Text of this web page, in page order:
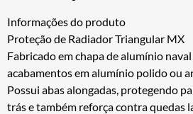
Informações do produto
Proteção de Radiador Triangular MX
Fabricado em chapa de alumínio
acabamentos em alumínio polido ou
Possui abas alongadas, protegendo
trás e também reforça contra quedas